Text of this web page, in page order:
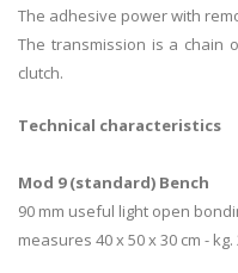
The adhesive power with
The transmission is a chain
clutch.
Technical characteristics
Mod 9 (standard) Bench
90 mm useful light open
measures 40 x 50 x 30 cm - kg.